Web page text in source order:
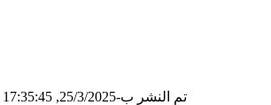
تم النشر ب-25/3/2025, 17:35:45